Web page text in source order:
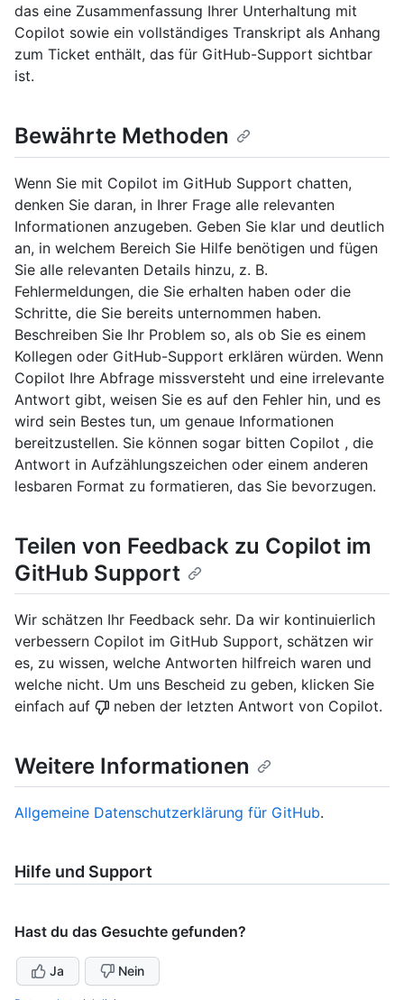
das eine Zusammenfassung Ihrer Unterhaltung mit
Copilot sowie ein vollständiges Transkript als Anhang
zum Ticket enthält, das für GitHub-Support sichtbar
ist.
Bewährte Methoden
Wenn Sie mit Copilot im GitHub Support chatten,
denken Sie daran, in Ihrer Frage alle relevanten
Informationen anzugeben. Geben Sie klar und deutlich
an, in welchem Bereich Sie Hilfe benötigen und fügen
Sie alle relevanten Details hinzu, z. B.
Fehlermeldungen, die Sie erhalten haben oder die
Schritte, die Sie bereits unternommen haben.
Beschreiben Sie Ihr Problem so, als ob Sie es einem
Kollegen oder GitHub-Support erklären würden. Wenn
Copilot Ihre Abfrage missversteht und eine irrelevante
Antwort gibt, weisen Sie es auf den Fehler hin, und es
wird sein Bestes tun, um genaue Informationen
bereitzustellen. Sie können sogar bitten Copilot , die
Antwort in Aufzählungszeichen oder einem anderen
lesbaren Format zu formatieren, das Sie bevorzugen.
Teilen von Feedback zu Copilot im
GitHub Support
Wir schätzen Ihr Feedback sehr. Da wir kontinuierlich
verbessern Copilot im GitHub Support, schätzen wir
es, zu wissen, welche Antworten hilfreich waren und
welche nicht. Um uns Bescheid zu geben, klicken Sie
einfach auf
neben der letzten Antwort von Copilot.
Weitere Informationen
Allgemeine Datenschutzerklärung für GitHub.
Hilfe und Support
Hast du das Gesuchte gefunden?
Ja Nein